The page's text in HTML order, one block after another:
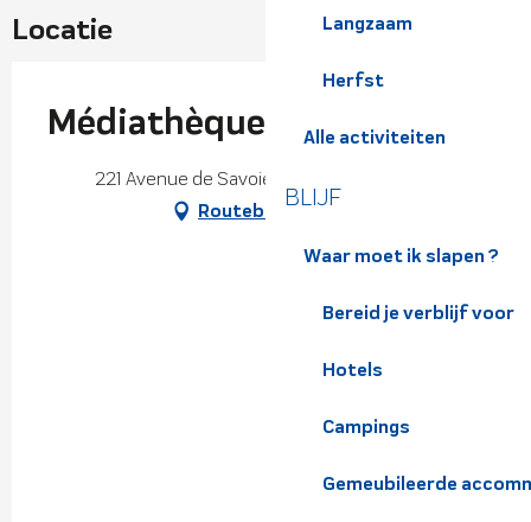
Langzaam
Herfst
Alle activiteiten
BLIJF
Waar moet ik slapen ?
Bereid je verblijf voor
Hotels
Campings
Gemeubileerde
Locatie
Médiathèque Jean Pellerin
221 Avenue de Savoie, 38530 Pontcharra
Routebeschrijving